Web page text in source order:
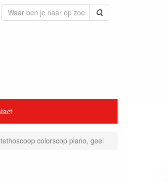
Zoeken
colorscop plano, geel